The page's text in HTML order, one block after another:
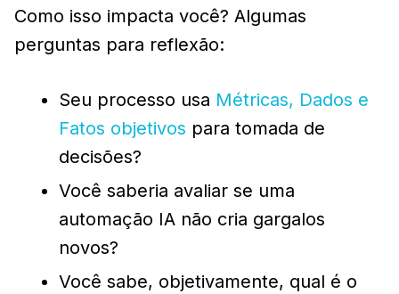
Como isso impacta você? Algumas
perguntas para reflexão:
Seu processo usa Métricas, Dados e
Fatos objetivos para tomada de
decisões?
Você saberia avaliar se uma
automação IA não cria gargalos
novos?
Você sabe, objetivamente, qual é o